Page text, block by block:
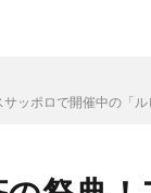
ッポロで開催中の「